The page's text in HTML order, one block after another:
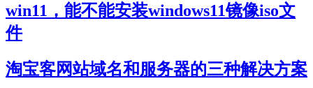
win11，能不能安装windows11镜像iso文
件
淘宝客网站域名和服务器的三种解决方案